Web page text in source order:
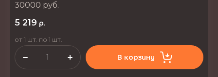
30000 руб.
5 219 р.
от 1 шт. по 1 шт.
В корзину